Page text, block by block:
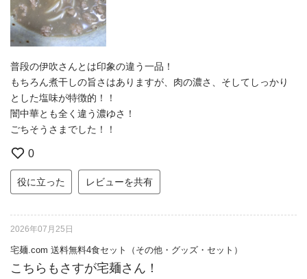
普段の伊吹さんとは印象の違う一品！
もちろん煮干しの旨さはありますが、肉の濃さ、そしてしっかり
とした塩味が特徴的！！
闇中華とも全く違う濃ゆさ！
ごちそうさまでした！！
0
役に立った レビューを共有
2026年07月25日
宅麺.com 送料無料4食セット（その他・グッズ・セット）
こちらもさすが宅麺さん！